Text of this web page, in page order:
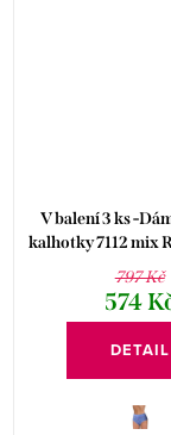
V balení 3 ks -
kalhotky 7112 mix
– Styl a797 Kč
574
DETAIL